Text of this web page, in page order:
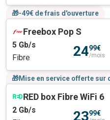
🎁-49€ de frais d'ouverture
Freebox Pop S
5 Gb/s
Fibre
2499€
/mois
🎁Mise en service offerte sur
RED box Fibre WiFi 6
2 Gb/s
2399€